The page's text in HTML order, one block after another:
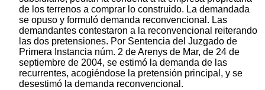
de los terrenos a comprar lo construido. La demandada
se opuso y formuló demanda reconvencional. Las
demandantes contestaron a la reconvencional reiterando
las dos pretensiones. Por Sentencia del Juzgado de
Primera Instancia núm. 2 de Arenys de Mar, de 24 de
septiembre de 2004, se estimó la demanda de las
recurrentes, acogiéndose la pretensión principal, y se
desestimó la demanda reconvencional.